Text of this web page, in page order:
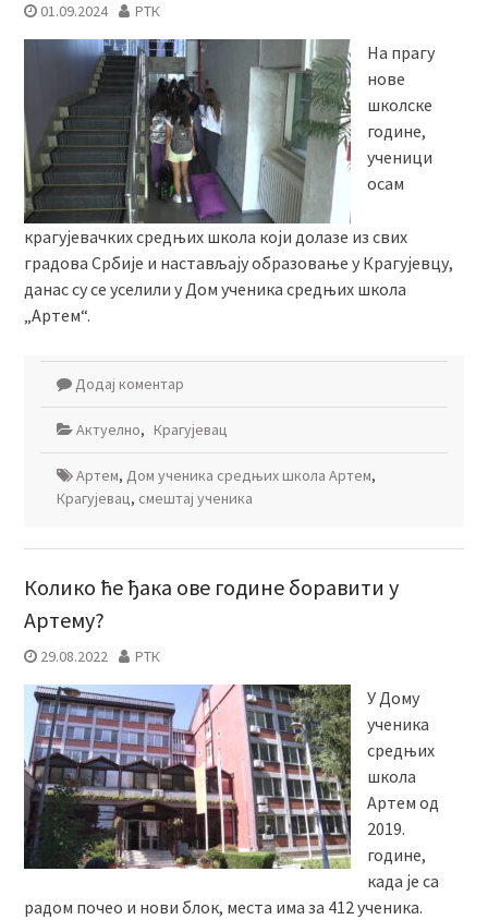
01.09.2024 РТК
На прагу
нове
школске
године,
ученици
осам
крагујевачких средњих школа који долазе из свих
градова Србије и настављају образовање у Крагујевцу,
данас су се уселили у Дом ученика средњих школа
„Артем“.
Додај коментар
Актуелно, Крагујевац
Артем, Дом ученика средњих школа Артем,
Крагујевац, смештај ученика
Колико ће ђака ове године боравити у
Артему?
29.08.2022 РТК
У Дому
ученика
средњих
школа
Артем од
2019.
године,
када је са
радом почео и нови блок, места има за 412 ученика.